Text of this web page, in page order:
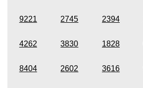
9221 2745 2394
4262 3830 1828
8404 2602 3616